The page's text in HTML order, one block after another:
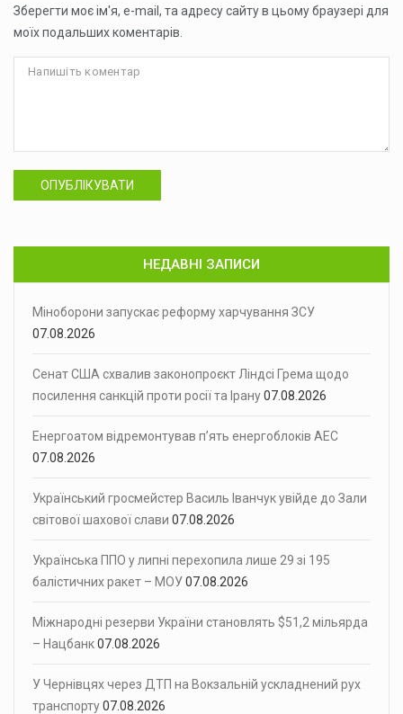
Зберегти моє ім'я, e-mail, та адресу сайту в цьому браузері для
моїх подальших коментарів.
ОПУБЛІКУВАТИ
НЕДАВНІ ЗАПИСИ
Міноборони запускає реформу харчування ЗСУ
07.08.2026
Сенат США схвалив законопроєкт Ліндсі Грема щодо
посилення санкцій проти росії та Ірану07.08.2026
Енергоатом відремонтував п’ять енергоблоків АЕС
07.08.2026
Український гросмейстер Василь Іванчук увійде до Зали
світової шахової слави 07.08.2026
Українська ППО у липні перехопила лише 29 зі 195
балістичних ракет – МОУ07.08.2026
Міжнародні резерви України становлять $51,2 мільярда
– Нацбанк07.08.2026
У Чернівцях через ДТП на Вокзальній ускладнений рух
транспорту07.08.2026